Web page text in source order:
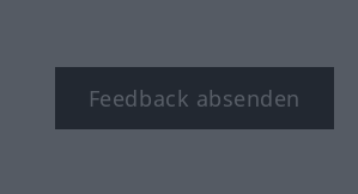
Feedback absenden